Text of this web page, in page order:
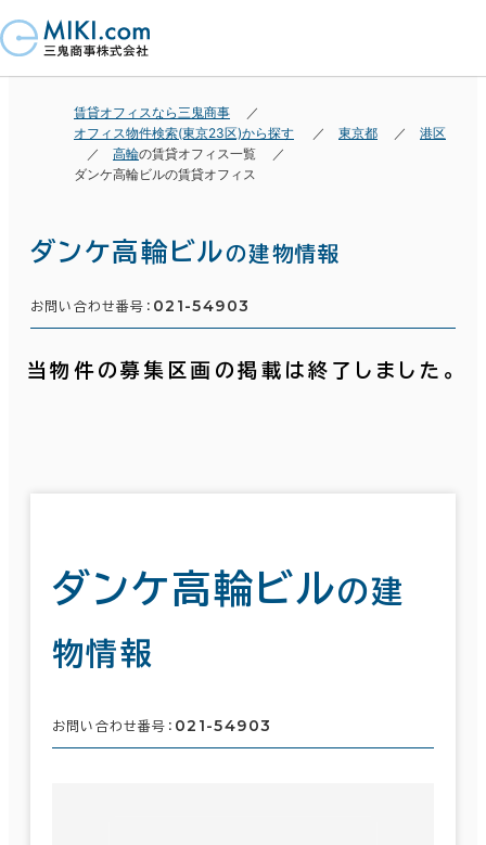
賃貸オフィスなら三鬼商事
オフィス物件検索(東京23区)から探す
東京都
港区
高輪の賃貸オフィス一覧
ダンケ高輪ビルの賃貸オフィス
ダンケ高輪ビルの建物情報
お問い合わせ番号： 021-54903
当物件の募集区画の掲載は終了しました。
ダンケ高輪ビルの建
物情報
お問い合わせ番号： 021-54903